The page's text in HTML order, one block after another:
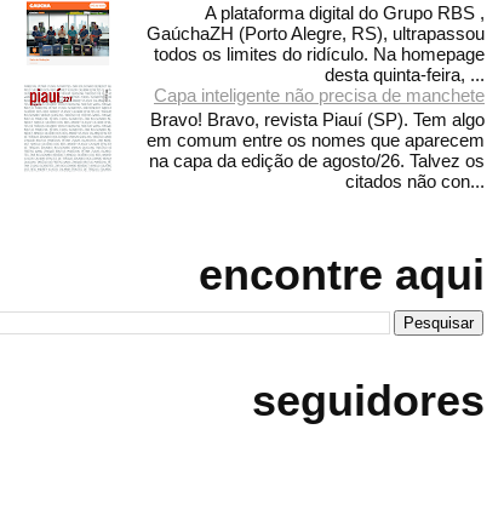
A plataforma digital do Grupo RBS ,
GaúchaZH (Porto Alegre, RS), ultrapassou
todos os limites do ridículo. Na homepage
desta quinta-feira, ...
Capa inteligente não precisa de manchete
Bravo! Bravo, revista Piauí (SP). Tem algo
em comum entre os nomes que aparecem
na capa da edição de agosto/26. Talvez os
citados não con...
encontre aqui
seguidores